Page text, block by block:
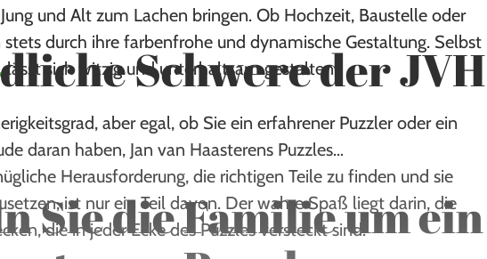
und Alt zum Lachen bringen. Ob Hochzeit, Baustelle oder
stets durch ihre farbenfrohe und dynamische Gestaltung. Selbst
lässt sich witzig und unterhaltsam gestalten.
Schwere der JVH
aber egal, ob Sie ein erfahrener Puzzler oder ein
daran haben, Jan van Haasterens Puzzles
Herausforderung, die richtigen Teile zu finden und sie
ist nur ein Teil davon. Der wahre Spaß liegt darin, die
die in jeder Ecke des Puzzles versteckt sind.
Sie die Familie um ein